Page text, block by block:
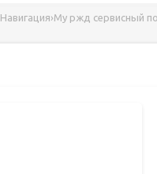
Навигация›Му ржд сервисный